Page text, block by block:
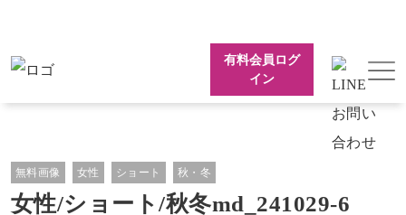
有料会員ログ
イン
無料画像 女性 ショート 秋・冬
女性/ショート/秋冬md_241029-6